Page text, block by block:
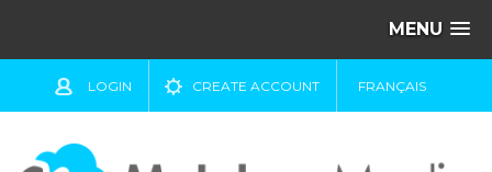
MENU
LOGIN CREATE ACCOUNT FRANÇAIS